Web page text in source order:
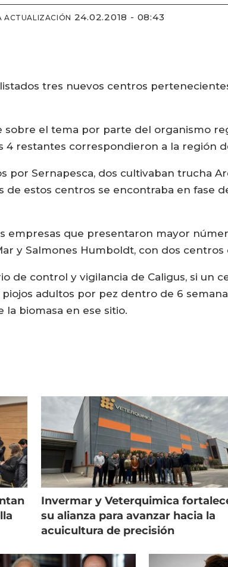
ACTUALIZACIÓN 24.02.2018 - 08:43
tres nuevos centros
el tema por parte del organismo
4 restantes correspondieron a la región
por Sernapesca, dos cultivaban trucha
de estos centros se encontraba en fase
empresas que presentaron mayor
y Salmones Humboldt, con dos centros
de control y vigilancia de Caligus, si un
adultos por pez dentro de 6
la biomasa en ese sitio.
Invermar y Veterquimica
su alianza para avanzar hacia la
acuicultura de precisión